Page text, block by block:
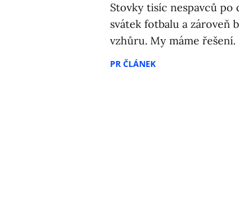
Stovky tisíc nespavců po
svátek fotbalu a zároveň
vzhůru. My máme řešení.
PR ČLÁNEK